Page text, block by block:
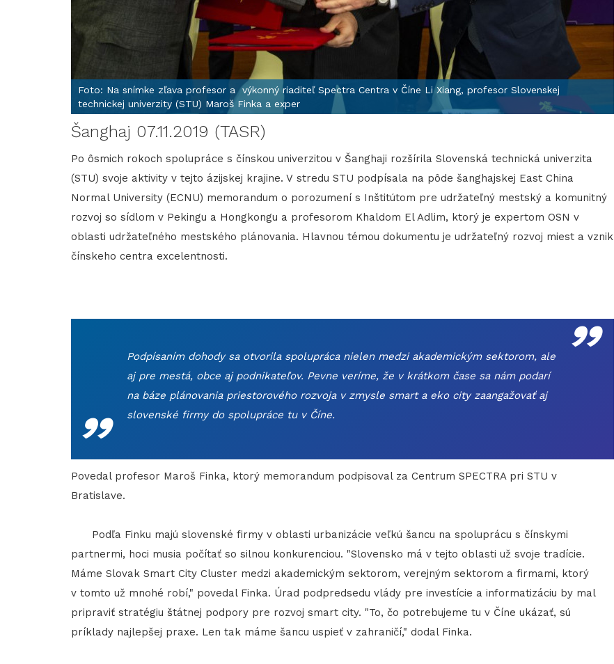
Foto: Na snímke zľava profesor a výkonný riaditeľ Spectra Centra v Číne Li Xiang, profesor Slovenskej
technickej univerzity (STU) Maroš Finka a exper
Šanghaj 07.11.2019 (TASR)
Po ôsmich rokoch spolupráce s čínskou univerzitou v Šanghaji rozšírila Slovenská technická univerzita
(STU) svoje aktivity v tejto ázijskej krajine. V stredu STU podpísala na pôde šanghajskej East China
Normal University (ECNU) memorandum o porozumení s Inštitútom pre udržateľný mestský a komunitný
rozvoj so sídlom v Pekingu a Hongkongu a profesorom Khaldom El Adlim, ktorý je expertom OSN v
oblasti udržateľného mestského plánovania. Hlavnou témou dokumentu je udržateľný rozvoj miest a vznik
čínskeho centra excelentnosti.
„
„
Podpísaním dohody sa otvorila spolupráca nielen medzi akademickým sektorom, ale
aj pre mestá, obce aj podnikateľov. Pevne veríme, že v krátkom čase sa nám podarí
na báze plánovania priestorového rozvoja v zmysle smart a eko city zaangažovať aj
slovenské firmy do spolupráce tu v Číne.
Povedal profesor Maroš Finka, ktorý memorandum podpisoval za Centrum SPECTRA pri STU v
Bratislave.
Podľa Finku majú slovenské firmy v oblasti urbanizácie veľkú šancu na spoluprácu s čínskymi
partnermi, hoci musia počítať so silnou konkurenciou. "Slovensko má v tejto oblasti už svoje tradície.
Máme Slovak Smart City Cluster medzi akademickým sektorom, verejným sektorom a firmami, ktorý
v tomto už mnohé robí," povedal Finka. Úrad podpredsedu vlády pre investície a informatizáciu by mal
pripraviť stratégiu štátnej podpory pre rozvoj smart city. "To, čo potrebujeme tu v Číne ukázať, sú
príklady najlepšej praxe. Len tak máme šancu uspieť v zahraničí," dodal Finka.